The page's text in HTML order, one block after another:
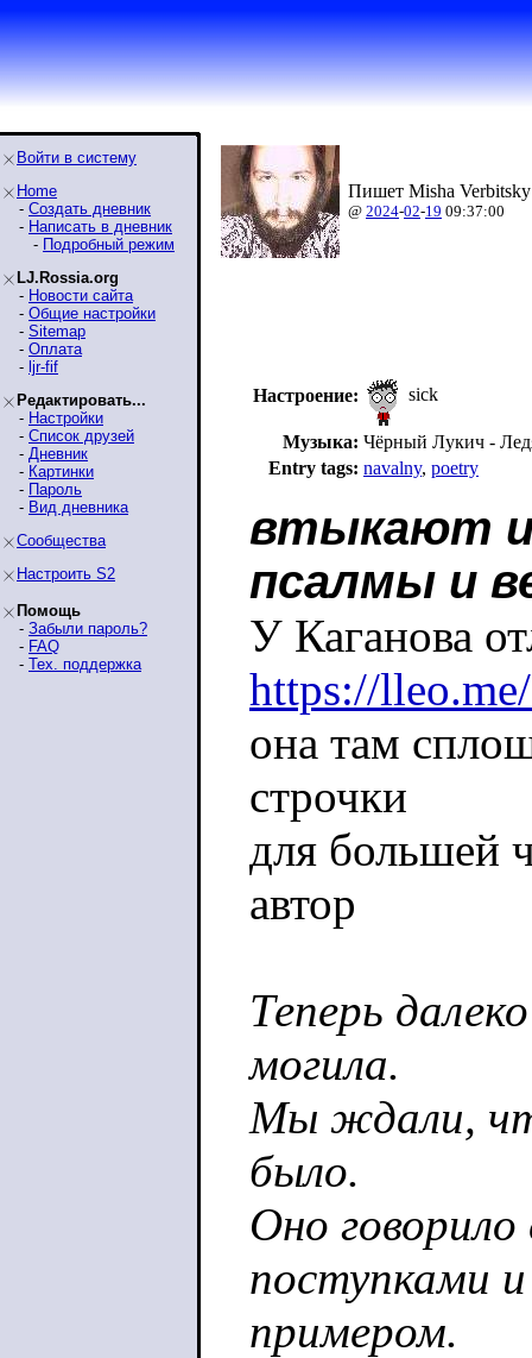
Войти в систему
Home
- Создать дневник
- Написать в дневник
- Подробный режим
LJ.Rossia.org
- Новости сайта
- Общие настройки
- Sitemap
- Оплата
- ljr-fif
Редактировать...
- Настройки
- Список друзей
- Дневник
- Картинки
- Пароль
- Вид дневника
Сообщества
Настроить S2
Помощь
- Забыли пароль?
- FAQ
- Тех. поддержка
Пишет Misha
@ 2024-02-19 09:37:00
Настроение: sick
Музыка: Чёрный Лукич -
Entry tags: navalny, poetry
втыкают
псалмы и
У Каганова
https://
она там
строчки
для большей
автор
Теперь
могила.
Мы ждали,
было.
Оно
поступками
примером.